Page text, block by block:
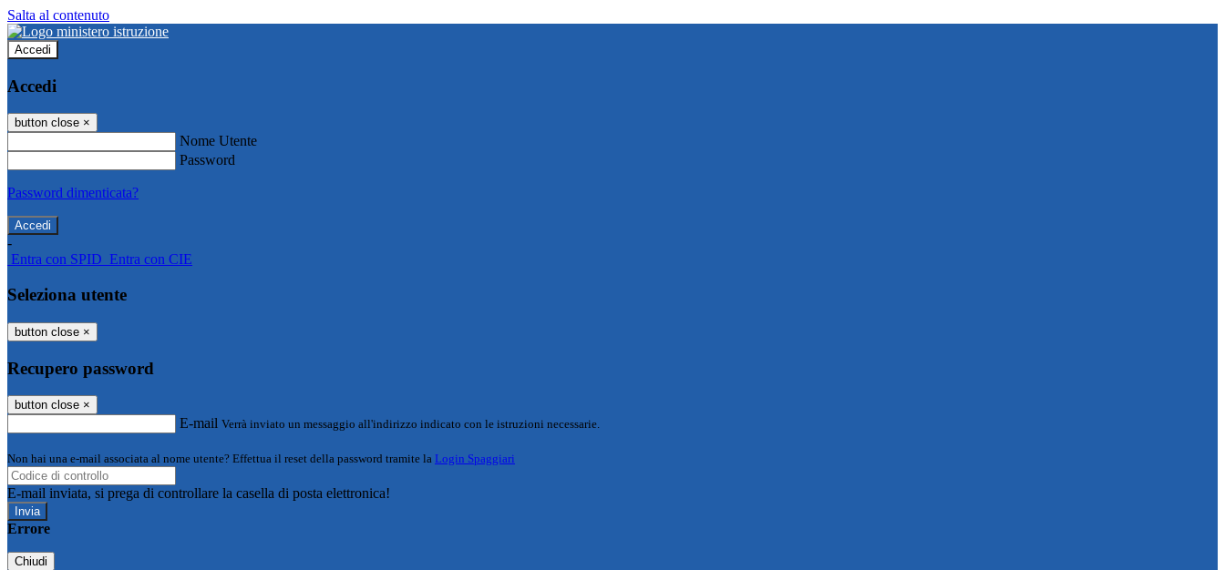
Salta al contenuto
Accedi
Accedi
button close ×
Nome Utente
Password
Password dimenticata?
-
Entra con SPID Entra con CIE
Seleziona utente
button close ×
Recupero password
button close ×
E-mail Verrà inviato un messaggio all'indirizzo indicato con le istruzioni necessarie.
Non hai una e-mail associata al nome utente? Effettua il reset della password tramite la Login Spaggiari
E-mail inviata, si prega di controllare la casella di posta elettronica!
Errore
Chiudi